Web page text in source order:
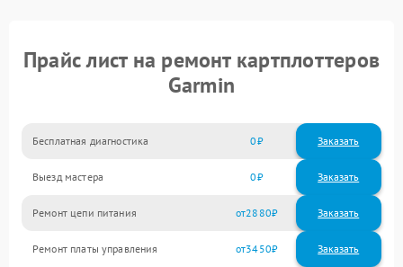
Прайс лист на ремонт картплоттеров
Garmin
Бесплатная диагностика 0 Заказать
Выезд мастера 0 Заказать
Ремонт цепи питания 2880
Ремонт платы управления 3450